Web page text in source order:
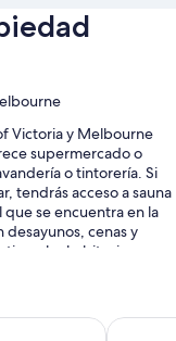
Victoria y Melbourne
supermercado o
o tintorería. Si
tendrás acceso a sauna
se encuentra en la
cenas y
en las habitaciones y
The